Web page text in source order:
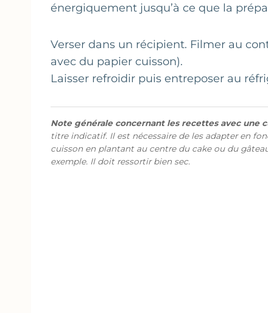
énergiquement jusqu’à ce que la
Verser dans un récipient. Filmer au
avec du papier cuisson).
Laisser refroidir puis entreposer au
Note générale concernant les recettes avec une
titre indicatif. Il est nécessaire de les adapter en
cuisson en plantant au centre du cake ou du
exemple. Il doit ressortir bien sec.